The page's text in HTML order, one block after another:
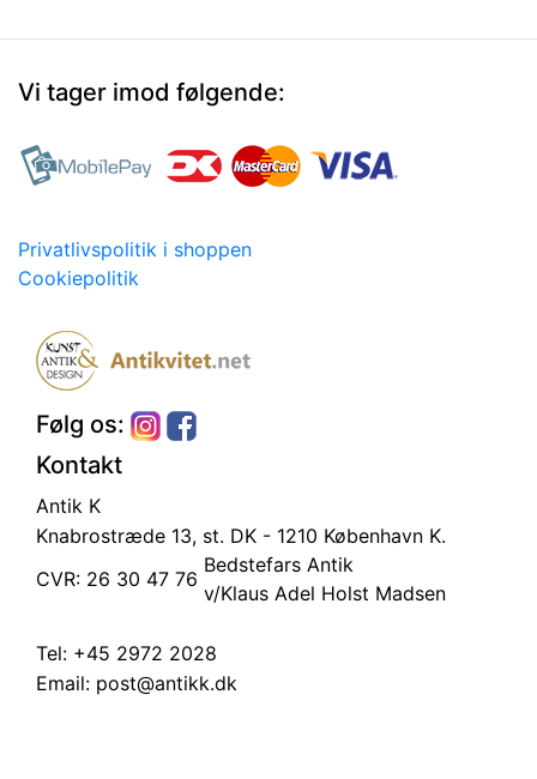
Vi tager imod følgende:
Privatlivspolitik i shoppen
Cookiepolitik
Følg os:
Kontakt
Antik K
Knabrostræde 13, st. DK - 1210 København K.
CVR: 26 30 47 76
Bedstefars Antik
v/Klaus Adel Holst Madsen
Tel: +45 2972 2028
Email: post@antikk.dk